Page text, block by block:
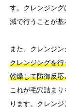
す。クレンジン
減で行うことが基
また、クレンジ
クレンジングを
乾燥して防御反
これが毛穴詰ま
ります。クレン